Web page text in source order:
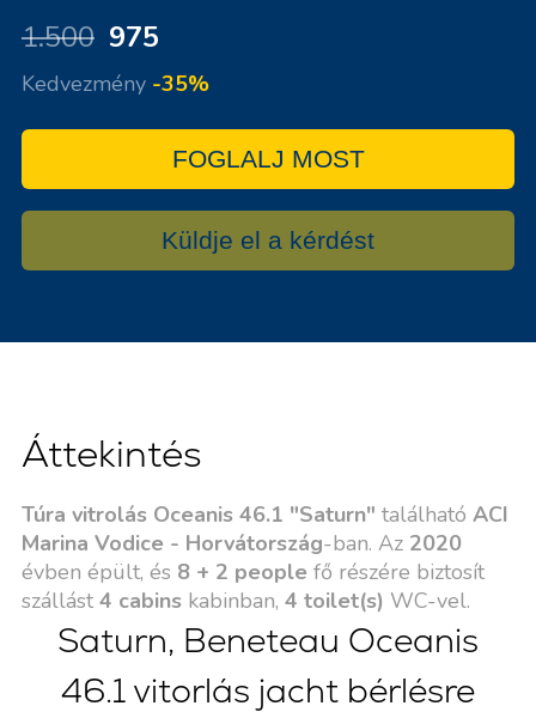
1.500 975
Kedvezmény -35%
FOGLALJ MOST
Küldje el a kérdést
Áttekintés
Túra vitrolás Oceanis 46.1 "Saturn" található ACI
Marina Vodice - Horvátország-ban. Az 2020
évben épült, és 8 + 2 people fő részére biztosít
szállást 4 cabinskabinban, 4 toilet(s) WC-vel.
Saturn, Beneteau Oceanis
46.1 vitorlás jacht bérlésre